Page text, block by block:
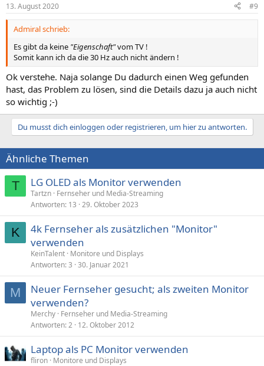
13. August 2020 #9
Admiral schrieb:
Es gibt da keine "Eigenschaft"vom TV !
Somit kann ich da die 30 Hz auch nicht ändern !
Ok verstehe. Naja solange Du dadurch einen Weg gefunden
hast, das Problem zu lösen, sind die Details dazu ja auch nicht
so wichtig ;-)
Du musst dich einloggen oder registrieren, um hier zu antworten.
Ähnliche Themen
T LG OLED als Monitor verwenden
Tartzn Fernseher und Media-Streaming
Antworten 13 29. Oktober 2023
K
4k Fernseher als zusätzlichen "Monitor"
verwenden
KeinTalent Monitore und Displays
Antworten 3 30. Januar 2021
M
Neuer Fernseher gesucht; als zweiten Monitor
verwenden?
Merchy Fernseher und Media-Streaming
Antworten 2 12. Oktober 2012
Laptop als PC Monitor verwenden
fliron Monitore und Displays